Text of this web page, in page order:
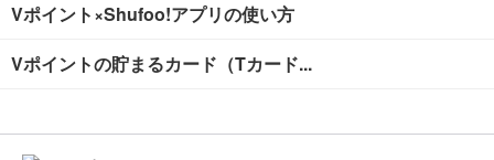
Vポイント×Shufoo!アプリの使い方
Vポイントの貯まるカード（Tカード...